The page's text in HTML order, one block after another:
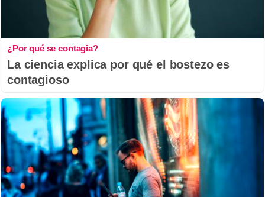
¿Por qué se contagia?
La ciencia explica por qué el bostezo es
contagioso